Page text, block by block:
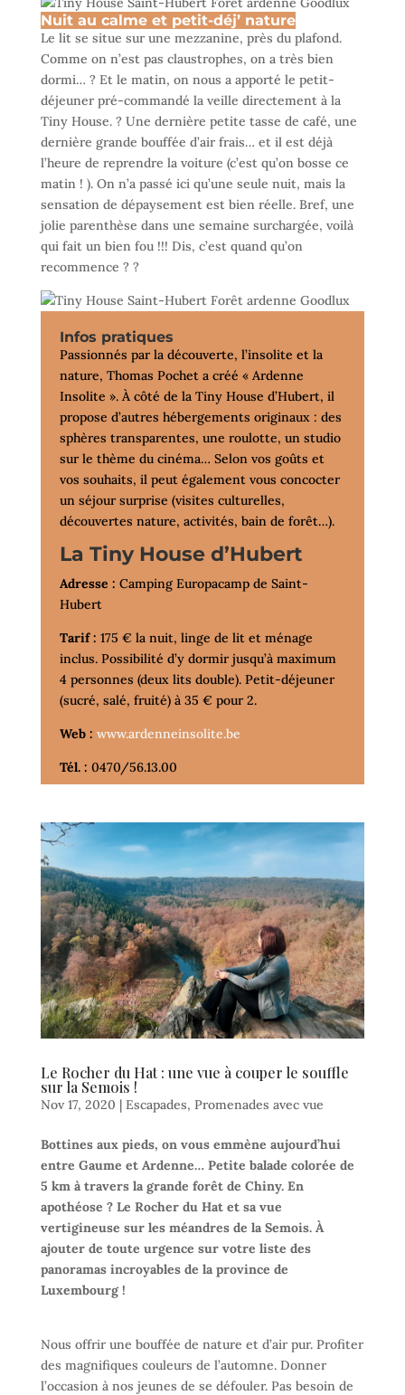
Nuit au calme et petit-déj’ nature
Le lit se situe sur une mezzanine, près du plafond.
Comme on n’est pas claustrophes, on a très bien
dormi… ? Et le matin, on nous a apporté le petit-
déjeuner pré-commandé la veille directement à la
Tiny House. ? Une dernière petite tasse de café, une
dernière grande bouffée d’air frais… et il est déjà
l’heure de reprendre la voiture (c’est qu’on bosse ce
matin ! ). On n’a passé ici qu’une seule nuit, mais la
sensation de dépaysement est bien réelle. Bref, une
jolie parenthèse dans une semaine surchargée, voilà
qui fait un bien fou !!! Dis, c’est quand qu’on
recommence ? ?
Infos pratiques
Passionnés par la découverte, l’insolite et la
nature, Thomas Pochet a créé « Ardenne
Insolite ». À côté de la Tiny House d’Hubert, il
propose d’autres hébergements originaux : des
sphères transparentes, une roulotte, un studio
sur le thème du cinéma… Selon vos goûts et
vos souhaits, il peut également vous concocter
un séjour surprise (visites culturelles,
découvertes nature, activités, bain de forêt…).
La Tiny House d’Hubert
Adresse : Camping Europacamp de Saint-
Hubert
Tarif : 175 € la nuit, linge de lit et ménage
inclus. Possibilité d’y dormir jusqu’à maximum
4 personnes (deux lits double). Petit-déjeuner
(sucré, salé, fruité) à 35 € pour 2.
Web : www.ardenneinsolite.be
Tél. : 0470/56.13.00
Le Rocher du Hat : une vue à couper le souffle
sur la Semois !
Nov 17, 2020 | Escapades, Promenades avec vue
Bottines aux pieds, on vous emmène aujourd’hui
entre Gaume et Ardenne… Petite balade colorée de
5 km à travers la grande forêt de Chiny. En
apothéose ? Le Rocher du Hat et sa vue
vertigineuse sur les méandres de la Semois. À
ajouter de toute urgence sur votre liste des
panoramas incroyables de la province de
Luxembourg !
Nous offrir une bouffée de nature et d’air pur. Profiter
des magnifiques couleurs de l’automne. Donner
l’occasion à nos jeunes de se défouler. Pas besoin de